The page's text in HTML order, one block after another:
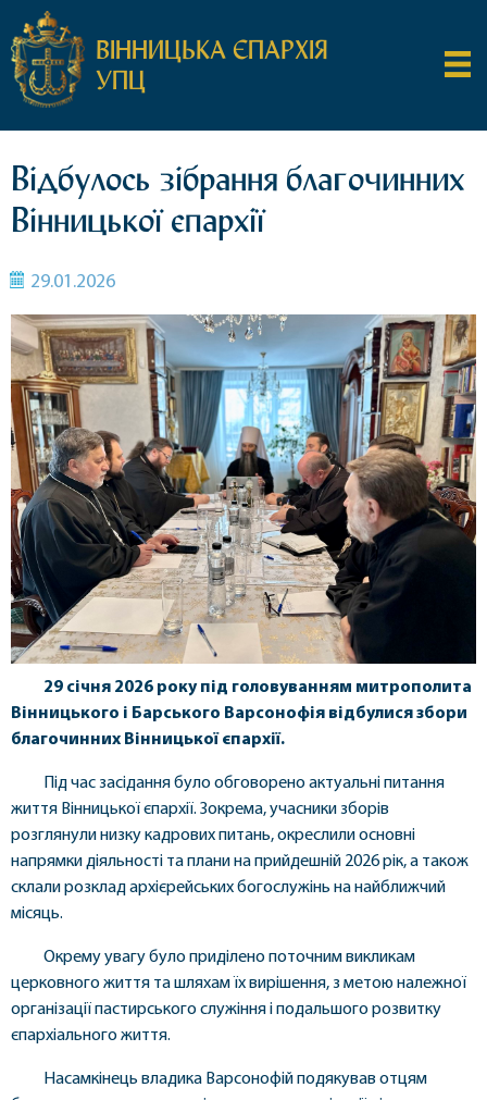
ВІННИЦЬКА ЄПАРХІЯ
УПЦ
Відбулось зібрання благочинних
Вінницької єпархії
29.01.2026
29 січня 2026 року під головуванням митрополита
Вінницького і Барського Варсонофія відбулися збори
благочинних Вінницької єпархії.
Під час засідання було обговорено актуальні питання
життя Вінницької єпархії. Зокрема, учасники зборів
розглянули низку кадрових питань, окреслили основні
напрямки діяльності та плани на прийдешній 2026 рік, а також
склали розклад архієрейських богослужінь на найближчий
місяць.
Окрему увагу було приділено поточним викликам
церковного життя та шляхам їх вирішення, з метою належної
організації пастирського служіння і подальшого розвитку
єпархіального життя.
Насамкінець владика Варсонофій подякував отцям